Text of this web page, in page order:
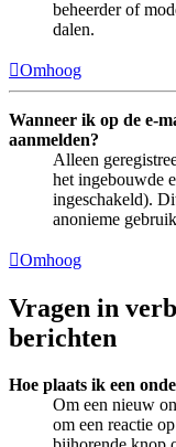
beheerder of
dalen.
Omhoog
Wanneer ik op de e-
aanmelden?
Alleen
het ingebouwde
ingeschakeld).
anonieme
Omhoog
Vragen in
berichten
Hoe plaats ik een
Om een nieuw
om een reactie